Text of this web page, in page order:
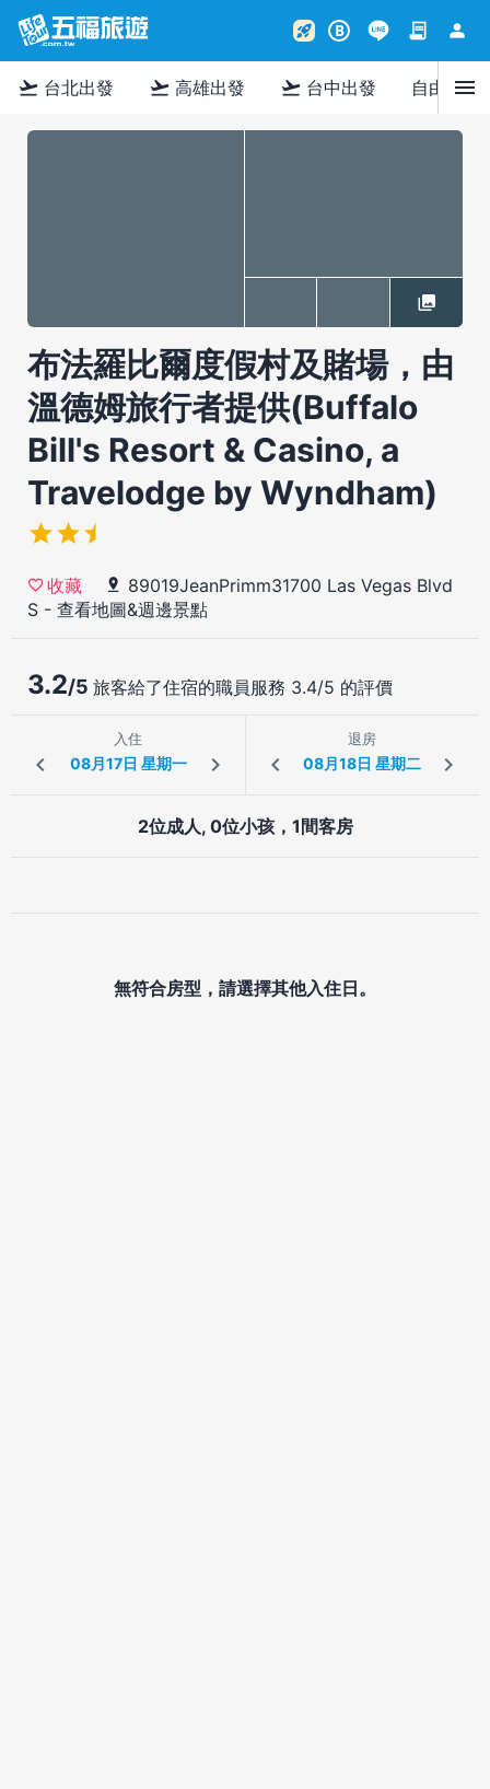
rocket_launch B contract person
flight_takeoff 台北出發 flight_takeoff 高雄出發 flight_takeoff 台中出發 自由行menu
布法羅比爾度假村及賭場，由
溫德姆旅行者提供(Buffalo
Bill's Resort & Casino, a
Travelodge by Wyndham)
收藏
89019JeanPrimm31700 Las Vegas Blvd
S - 查看地圖&週邊景點
3.2/5 旅客給了住宿的職員服務 3.4/5 的評價
入住 退房
2位成人, 0位小孩，1間客房
無符合房型，請選擇其他入住日。